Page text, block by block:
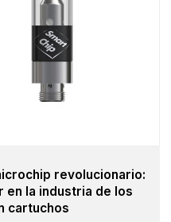
revolucionario:
en la industria de los
cartuchos